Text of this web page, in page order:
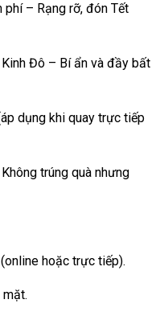
phí – Rạng rỡ, đón Tết
Đô – Bí ẩn và đầy bất
dụng khi quay trực tiếp
trúng quà nhưng
hoặc trực tiếp).
mặt.